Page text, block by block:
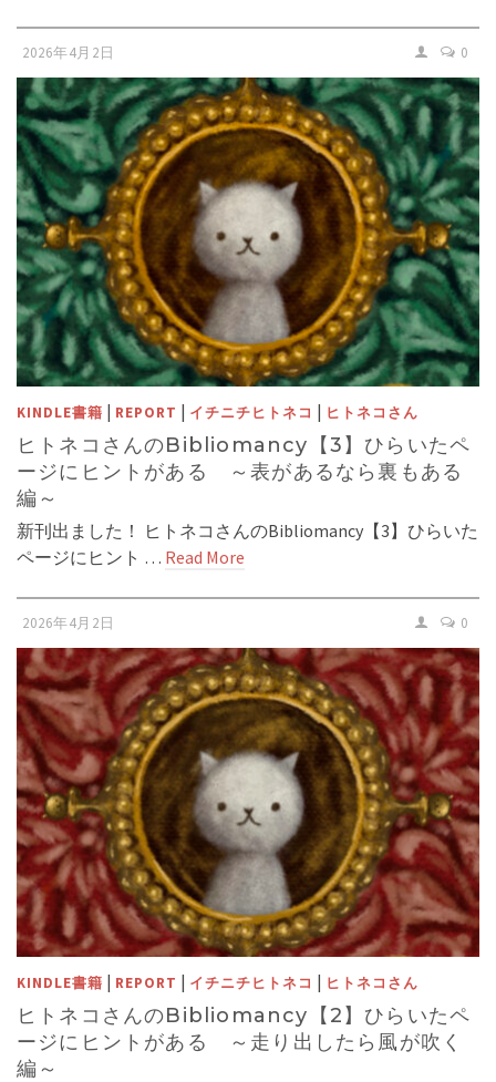
2026年4月2日 0
KINDLE書籍 | REPORT | イチニチヒトネコ | ヒトネコさん
ヒトネコさんのBibliomancy【3】ひらいたペ
ージにヒントがある ～表があるなら裏もある
編～
新刊出ました！ ヒトネコさんのBibliomancy【3】ひらいた
ページにヒント … Read More
2026年4月2日 0
KINDLE書籍 | REPORT | イチニチヒトネコ | ヒトネコさん
ヒトネコさんのBibliomancy【2】ひらいたペ
ージにヒントがある ～走り出したら風が吹く
編～